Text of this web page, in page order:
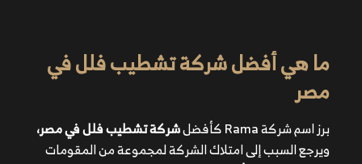
ما هي أفضل شركة تشطيب فلل في
مصر
برز اسم شركة Rama كأفضل
شركة تشطيب فلل في مصر،
ويرجع السبب إلى امتلاك الشركة لمجموعة من المقومات